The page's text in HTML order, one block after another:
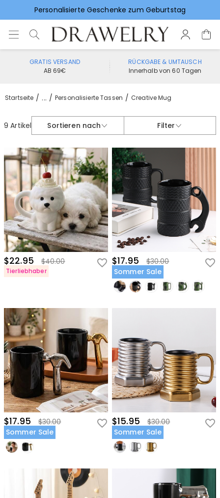
Personalisierte Geschenke zum Geburtstag
Vorlieben für Hochzeitsgeschenke
GRATIS VERSAND
AB 69€
RÜCKGABE & UMTAUSCH
Innerhalb von 60 Tagen
Startseite ... Personalisierte Tassen Creative Mug
9 Artikel Sortieren nach Filter
$22.95 $40.00
Tierliebhaber
$17.95
$30.00
Sommer Sale
$17.95
$30.00
Sommer Sale
$15.95
$30.00
Sommer Sale